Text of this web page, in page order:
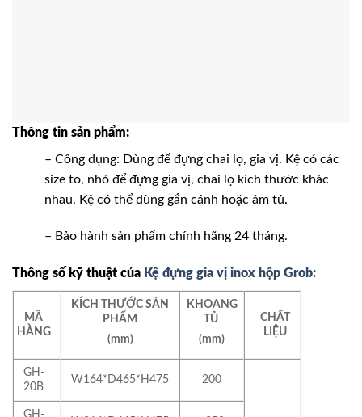
Thông tin sản phẩm:
– Công dụng: Dùng để đựng chai lọ, gia vị. Kệ có các
size to, nhỏ để đựng gia vị, chai lọ kích thước khác
nhau. Kệ có thể dùng gắn cánh hoặc âm tủ.
– Bảo hành sản phẩm chính hãng 24 tháng.
Thông số kỹ thuật của Kệ đựng gia vị inox hộp Grob:
MÃ
HÀNG
KÍCH THƯỚC SẢN
PHẨM
(mm)
KHOANG
TỦ
(mm)
CHẤT
LIỆU
GH-
20B
W164*D465*H475 200
GH-